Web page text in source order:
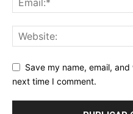
Save my name, email,
next time I comment.